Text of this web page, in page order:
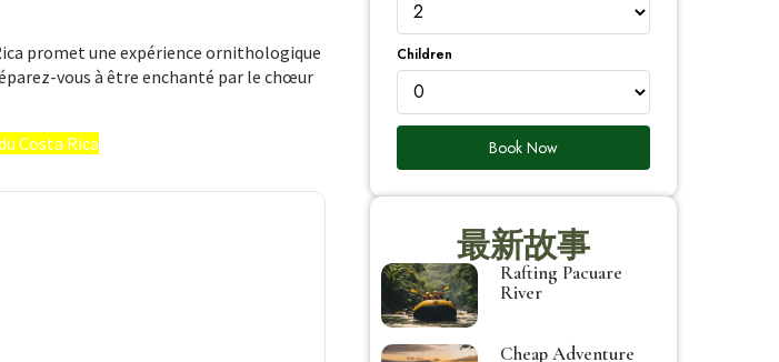
promet une expérience ornithologique
vous à être enchanté par le chœur
Costa Rica
Children
Book Now
最新故事
Rafting Pacuare
River
Cheap Adventure